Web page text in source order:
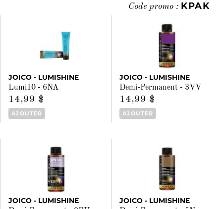
JOICO - LUMISHINE
Lumi10 - 6NA
14,99 $
AJOUTER
JOICO - LUMISHINE
Demi-Permanent - 3VV
14,99 $
AJOUTER
JOICO - LUMISHINE JOICO - LUMISHINE
Code promo : KPAK